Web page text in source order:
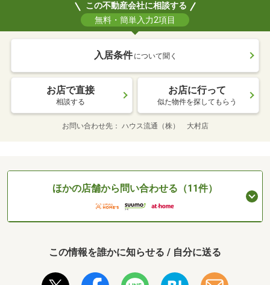
この不動産会社に相談する
無料・簡単入力2項目
入居条件 について聞く
お店で直接
相談する
お店に行って
似た物件を探してもらう
お問い合わせ先 ハウス流通（株） 大村店
ほかの店舗から問い合わせる（11件）
この情報を誰かに知らせる / 自分に送る